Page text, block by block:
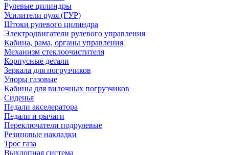
Рулевые цилиндры
Усилители руля (ГУР)
Штоки рулевого цилиндра
Электродвигатели рулевого управления
Кабина, рама, органы управления
Механизм стеклоочистителя
Корпусные детали
Зеркала для погрузчиков
Упоры газовые
Кабины для вилочных погрузчиков
Сиденья
Педали акселератора
Педали и рычаги
Переключатели подрулевые
Резиновые накладки
Трос газа
Выхлопная система